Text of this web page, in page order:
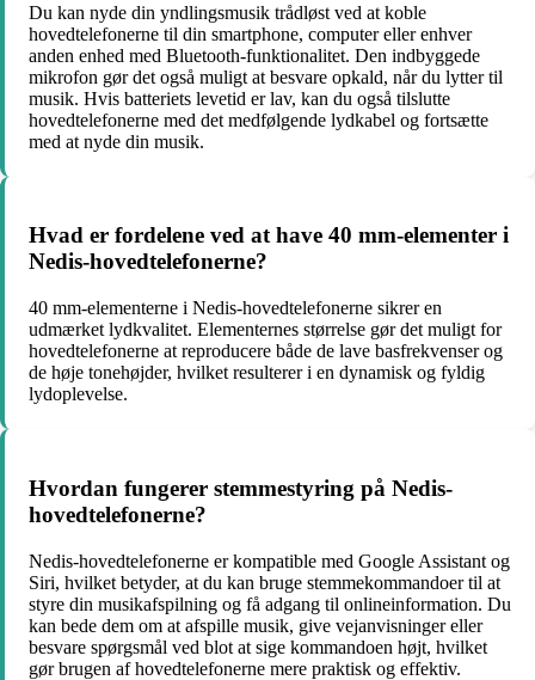
Du kan nyde din yndlingsmusik trådløst ved at koble
hovedtelefonerne til din smartphone, computer eller enhver
anden enhed med Bluetooth-funktionalitet. Den indbyggede
mikrofon gør det også muligt at besvare opkald, når du lytter til
musik. Hvis batteriets levetid er lav, kan du også tilslutte
hovedtelefonerne med det medfølgende lydkabel og fortsætte
med at nyde din musik.
Hvad er fordelene ved at have 40 mm-elementer i
Nedis-hovedtelefonerne?
40 mm-elementerne i Nedis-hovedtelefonerne sikrer en
udmærket lydkvalitet. Elementernes størrelse gør det muligt for
hovedtelefonerne at reproducere både de lave basfrekvenser og
de høje tonehøjder, hvilket resulterer i en dynamisk og fyldig
lydoplevelse.
Hvordan fungerer stemmestyring på Nedis-
hovedtelefonerne?
Nedis-hovedtelefonerne er kompatible med Google Assistant og
Siri, hvilket betyder, at du kan bruge stemmekommandoer til at
styre din musikafspilning og få adgang til onlineinformation. Du
kan bede dem om at afspille musik, give vejanvisninger eller
besvare spørgsmål ved blot at sige kommandoen højt, hvilket
gør brugen af hovedtelefonerne mere praktisk og effektiv.